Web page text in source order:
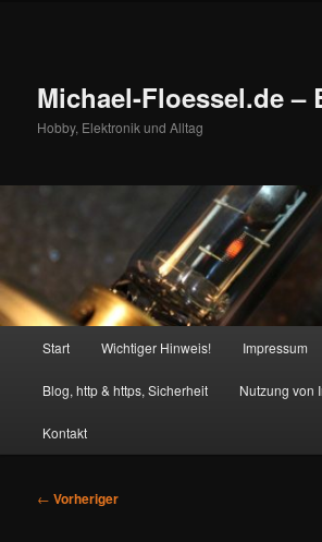
Michael-Floessel.de –
Hobby, Elektronik und Alltag
Start Wichtiger Hinweis! Impressum
Blog, http & https, Sicherheit Nutzung von
Kontakt
Beitragsnavigation
← Vorheriger